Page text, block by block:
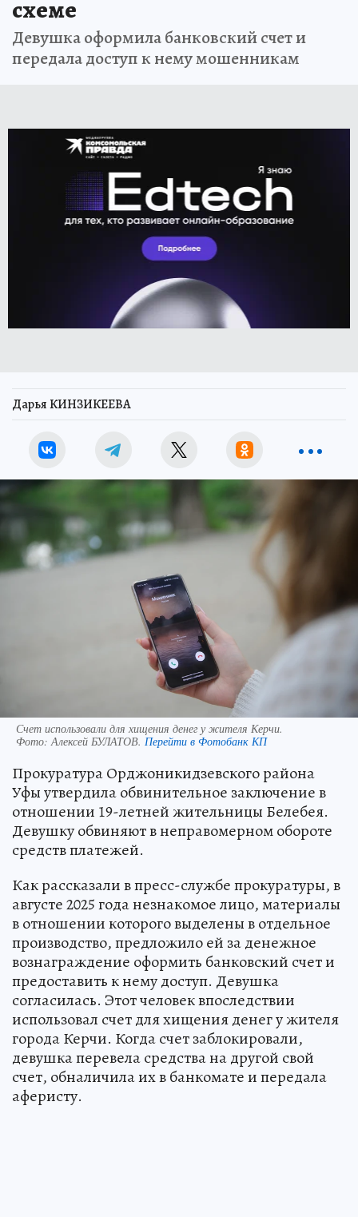
схеме
Девушка оформила банковский счет и
передала доступ к нему мошенникам
Дарья КИНЗИКЕЕВА
Счет использовали для хищения денег у жителя Керчи.
Фото: Алексей БУЛАТОВ. Перейти в Фотобанк КП
Прокуратура Орджоникидзевского района
Уфы утвердила обвинительное заключение в
отношении 19-летней жительницы Белебея.
Девушку обвиняют в неправомерном обороте
средств платежей.
Как рассказали в пресс-службе прокуратуры, в
августе 2025 года незнакомое лицо, материалы
в отношении которого выделены в отдельное
производство, предложило ей за денежное
вознаграждение оформить банковский счет и
предоставить к нему доступ. Девушка
согласилась. Этот человек впоследствии
использовал счет для хищения денег у жителя
города Керчи. Когда счет заблокировали,
девушка перевела средства на другой свой
счет, обналичила их в банкомате и передала
аферисту.